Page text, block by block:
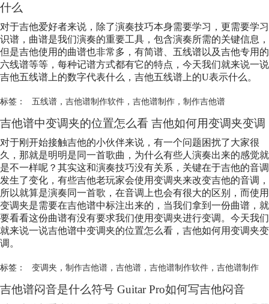
什么
对于吉他爱好者来说，除了演奏技巧本身需要学习，更需要学习
识谱，曲谱是我们演奏的重要工具，包含演奏所需的关键信息，
但是吉他使用的曲谱也非常多，有简谱、五线谱以及吉他专用的
六线谱等等，每种记谱方式都有它的特点，今天我们就来说一说
吉他五线谱上的数字代表什么，吉他五线谱上的U表示什么。
标签： 五线谱， 吉他谱制作软件， 吉他谱制作， 制作吉他谱
吉他谱中变调夹的位置怎么看 吉他如何用变调夹变调
对于刚开始接触吉他的小伙伴来说，有一个问题困扰了大家很
久，那就是明明是同一首歌曲，为什么有些人演奏出来的感觉就
是不一样呢？其实这和演奏技巧没有关系，关键在于吉他的音调
发生了变化，有些吉他老玩家会使用变调夹来改变吉他的音调，
所以就算是演奏同一首歌，在音调上也会有很大的区别，而使用
变调夹是需要在吉他谱中标注出来的，当我们拿到一份曲谱，就
要看看这份曲谱有没有要求我们使用变调夹进行变调。今天我们
就来说一说吉他谱中变调夹的位置怎么看，吉他如何用变调夹变
调。
标签： 变调夹 ， 制作吉他谱， 吉他谱， 吉他谱制作软件， 吉他谱制作
吉他谱闷音是什么符号 Guitar Pro如何写吉他闷音